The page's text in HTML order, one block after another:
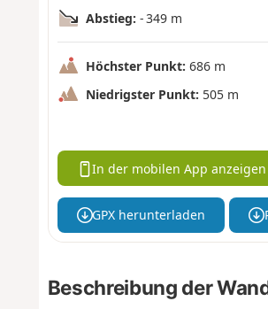
Abstieg: - 349 m
Höchster Punkt: 686 m
Niedrigster Punkt: 505 m
In der mobilen App anzeigen
GPX herunterladen
Beschreibung der